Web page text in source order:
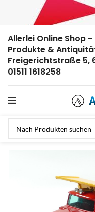
Allerlei Online Shop
Produkte &
Freigerichtstraße 5,
01511 1618258